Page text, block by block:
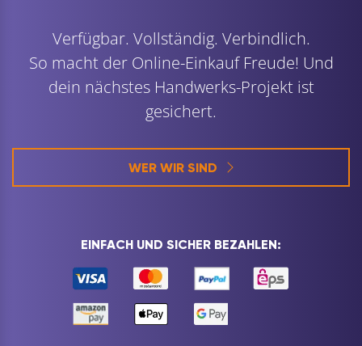
Verfügbar. Vollständig. Verbindlich.
So macht der Online-Einkauf Freude! Und
dein nächstes Handwerks-Projekt ist
gesichert.
WER WIR SIND
EINFACH UND SICHER BEZAHLEN: